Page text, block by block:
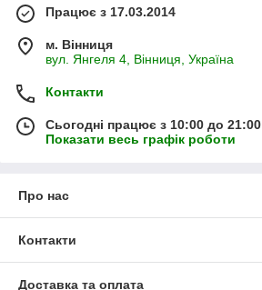
Працює з 17.03.2014
м. Вінниця
вул. Янгеля 4, Вінниця, Україна
Контакти
Сьогодні працює з 10:00 до 21:00
Показати весь графік роботи
Про нас
Контакти
Доставка та оплата